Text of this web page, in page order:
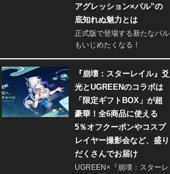
アグレッション×パル”の
底知れぬ魅力とは
正式版で登場する新たなパル
もいじめたくなる！
『崩壊：スターレイル』爻
光とUGREENのコラボは
「限定ギフトBOX」が超
豪華！全6商品に使える
5％オフクーポンやコスプ
レイヤー撮影会など、盛り
だくさんでお届け
UGREEN×『崩壊：スターレ